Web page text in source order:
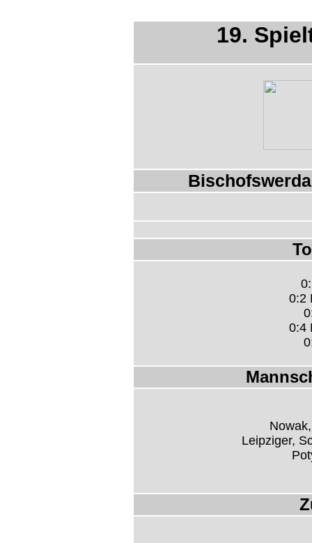
19.
0:2
0:4
Leipziger,